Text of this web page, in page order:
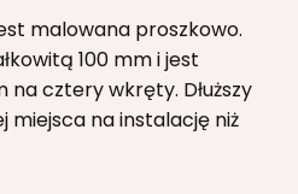
malowana proszkowo.
100 mm i jest
cztery wkręty. Dłuższy
miejsca na instalację niż